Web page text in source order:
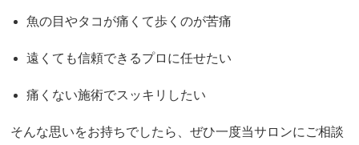
魚の目やタコが痛くて歩くのが苦痛
遠くても信頼できるプロに任せたい
痛くない施術でスッキリしたい
そんな思いをお持ちでしたら、ぜひ一度当サロンにご相談